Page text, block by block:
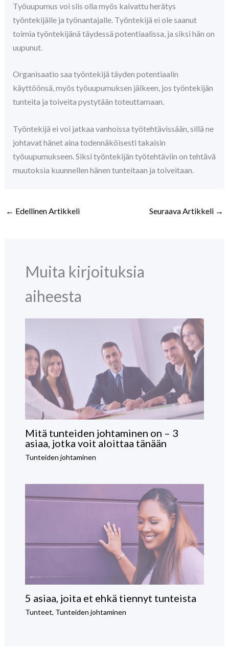
Työuupumus voi siis olla myös kaivattu herätys
työntekijälle ja työnantajalle. Työntekijä ei ole saanut
toimia työntekijänä täydessä potentiaalissa, ja siksi hän on
uupunut.
Organisaatio saa työntekijä täyden potentiaalin
käyttöönsä, myös työuupumuksen jälkeen, jos työntekijän
tunteita ja toiveita pystytään toteuttamaan.
Työntekijä ei voi jatkaa vanhoissa työtehtävissään, sillä ne
johtavat hänet aina todennäköisesti takaisin
työuupumukseen. Siksi työntekijän työtehtäviin on tehtävä
muutoksia kuunnellen hänen tunteitaan ja toiveitaan.
← Edellinen Artikkeli Seuraava Artikkeli →
Muita kirjoituksia
aiheesta
Mitä tunteiden johtaminen on – 3
asiaa, jotka voit aloittaa tänään
Tunteiden johtaminen
5 asiaa, joita et ehkä tiennyt tunteista
Tunteet, Tunteiden johtaminen